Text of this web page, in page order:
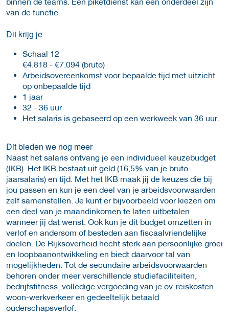
van de functie.
Dit krijg je
Schaal 12
€4.818 - €7.094 (bruto)
Arbeidsovereenkomst voor bepaalde tijd met uitzicht
op onbepaalde tijd
1 jaar
32 - 36 uur
Het salaris is gebaseerd op een werkweek van 36 uur.
Dit bieden we nog meer
Naast het salaris ontvang je een individueel keuzebudget
(IKB). Het IKB bestaat uit geld (16,5% van je bruto
jaarsalaris) en tijd. Met het IKB maak jij de keuzes die bij
jou passen en kun je een deel van je arbeidsvoorwaarden
zelf samenstellen. Je kunt er bijvoorbeeld voor kiezen om
een deel van je maandinkomen te laten uitbetalen
wanneer jij dat wenst. Ook kun je dit budget omzetten in
verlof en andersom of besteden aan fiscaalvriendelijke
doelen. De Rijksoverheid hecht sterk aan persoonlijke groei
en loopbaanontwikkeling en biedt daarvoor tal van
mogelijkheden. Tot de secundaire arbeidsvoorwaarden
behoren onder meer verschillende studiefaciliteiten,
bedrijfsfitness, volledige vergoeding van je ov-reiskosten
woon-werkverkeer en gedeeltelijk betaald
ouderschapsverlof.